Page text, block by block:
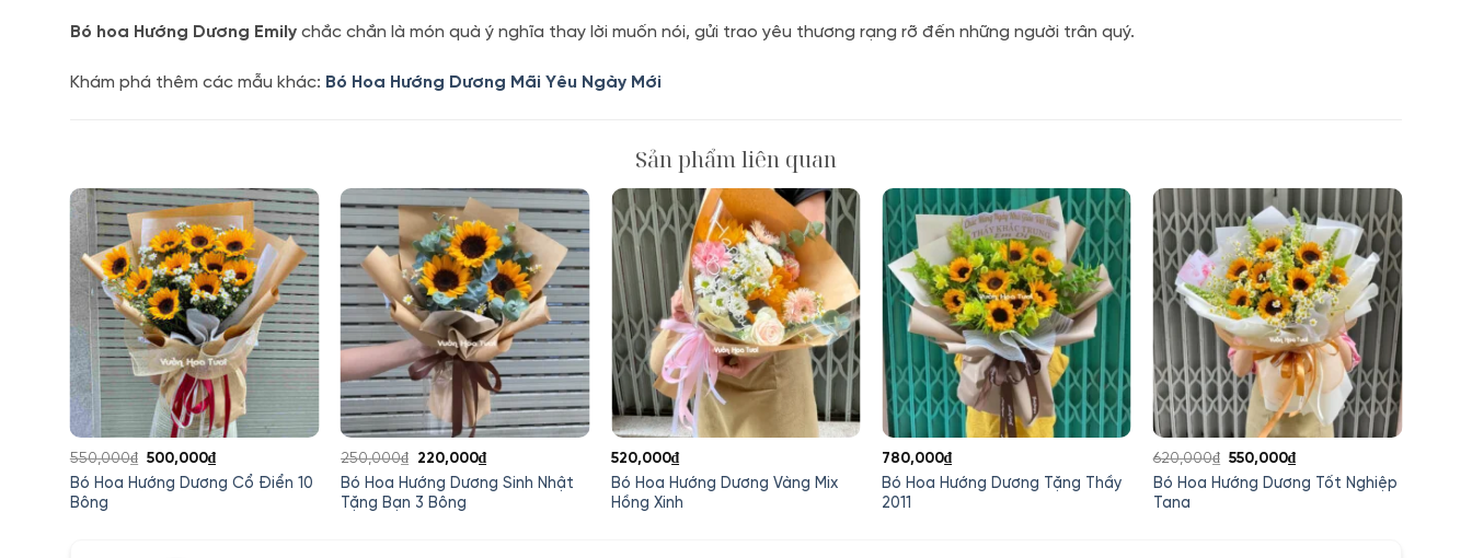
Bó hoa Hướng Dương Emily chắc chắn là món quà ý nghĩa thay lời muốn nói, gửi trao yêu thương rạng rỡ đến những người trân quý.
Khám phá thêm các mẫu khác: Bó Hoa Hướng Dương Mãi Yêu Ngày Mới
Sản phẩm liên quan
Bó Hoa Hướng Dương Cổ Điển 10
Bông
550,000₫ Giá
gốc
500,000₫Giá
hiện
Bó Hoa Hướng Dương Sinh Nhật
Tặng Bạn 3 Bông
250,000₫
Giá
gốc
là:
220,000₫Giá
hiện
Bó Hoa Hướng Dương Vàng Mix
Hồng Xinh
520,000₫
Bó Hoa Hướng Dương Tặng Thầy
2011
780,000₫
Bó Hoa Hướng Dương Tốt Nghiệp
Tana
620,000₫ Giá
gốc
550,000₫Giá
hiện